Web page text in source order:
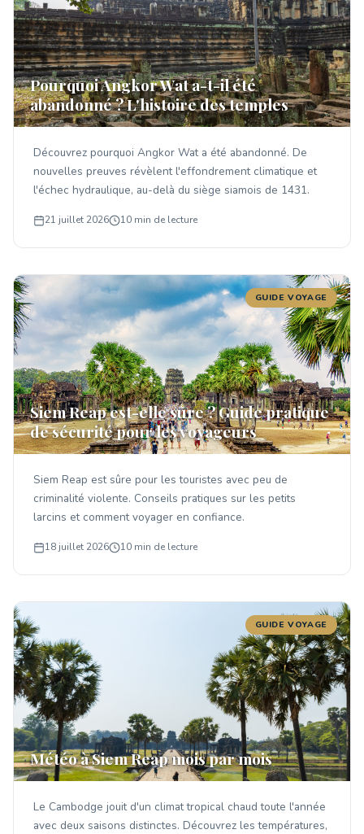
Pourquoi Angkor Wat a-t-il été
abandonné ? L'histoire des temples
Découvrez pourquoi Angkor Wat a été abandonné. De
nouvelles preuves révèlent l'effondrement climatique et
l'échec hydraulique, au-delà du siège siamois de 1431.
21 juillet 2026 10 min de lecture
GUIDE VOYAGE
Siem Reap est-elle sûre ? Guide pratique
de sécurité pour les voyageurs
Siem Reap est sûre pour les touristes avec peu de
criminalité violente. Conseils pratiques sur les petits
larcins et comment voyager en confiance.
18 juillet 2026 10 min de lecture
GUIDE VOYAGE
Météo à Siem Reap mois par mois
Le Cambodge jouit d'un climat tropical chaud toute l'année
avec deux saisons distinctes. Découvrez les températures,